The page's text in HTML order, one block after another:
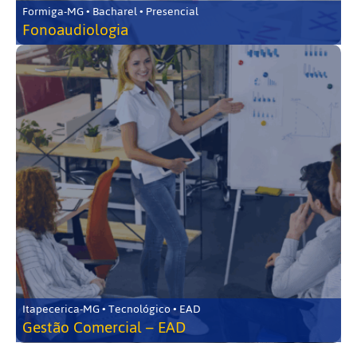
Formiga-MG • Bacharel • Presencial
Fonoaudiologia
Itapecerica-MG • Tecnológico • EAD
Gestão Comercial – EAD